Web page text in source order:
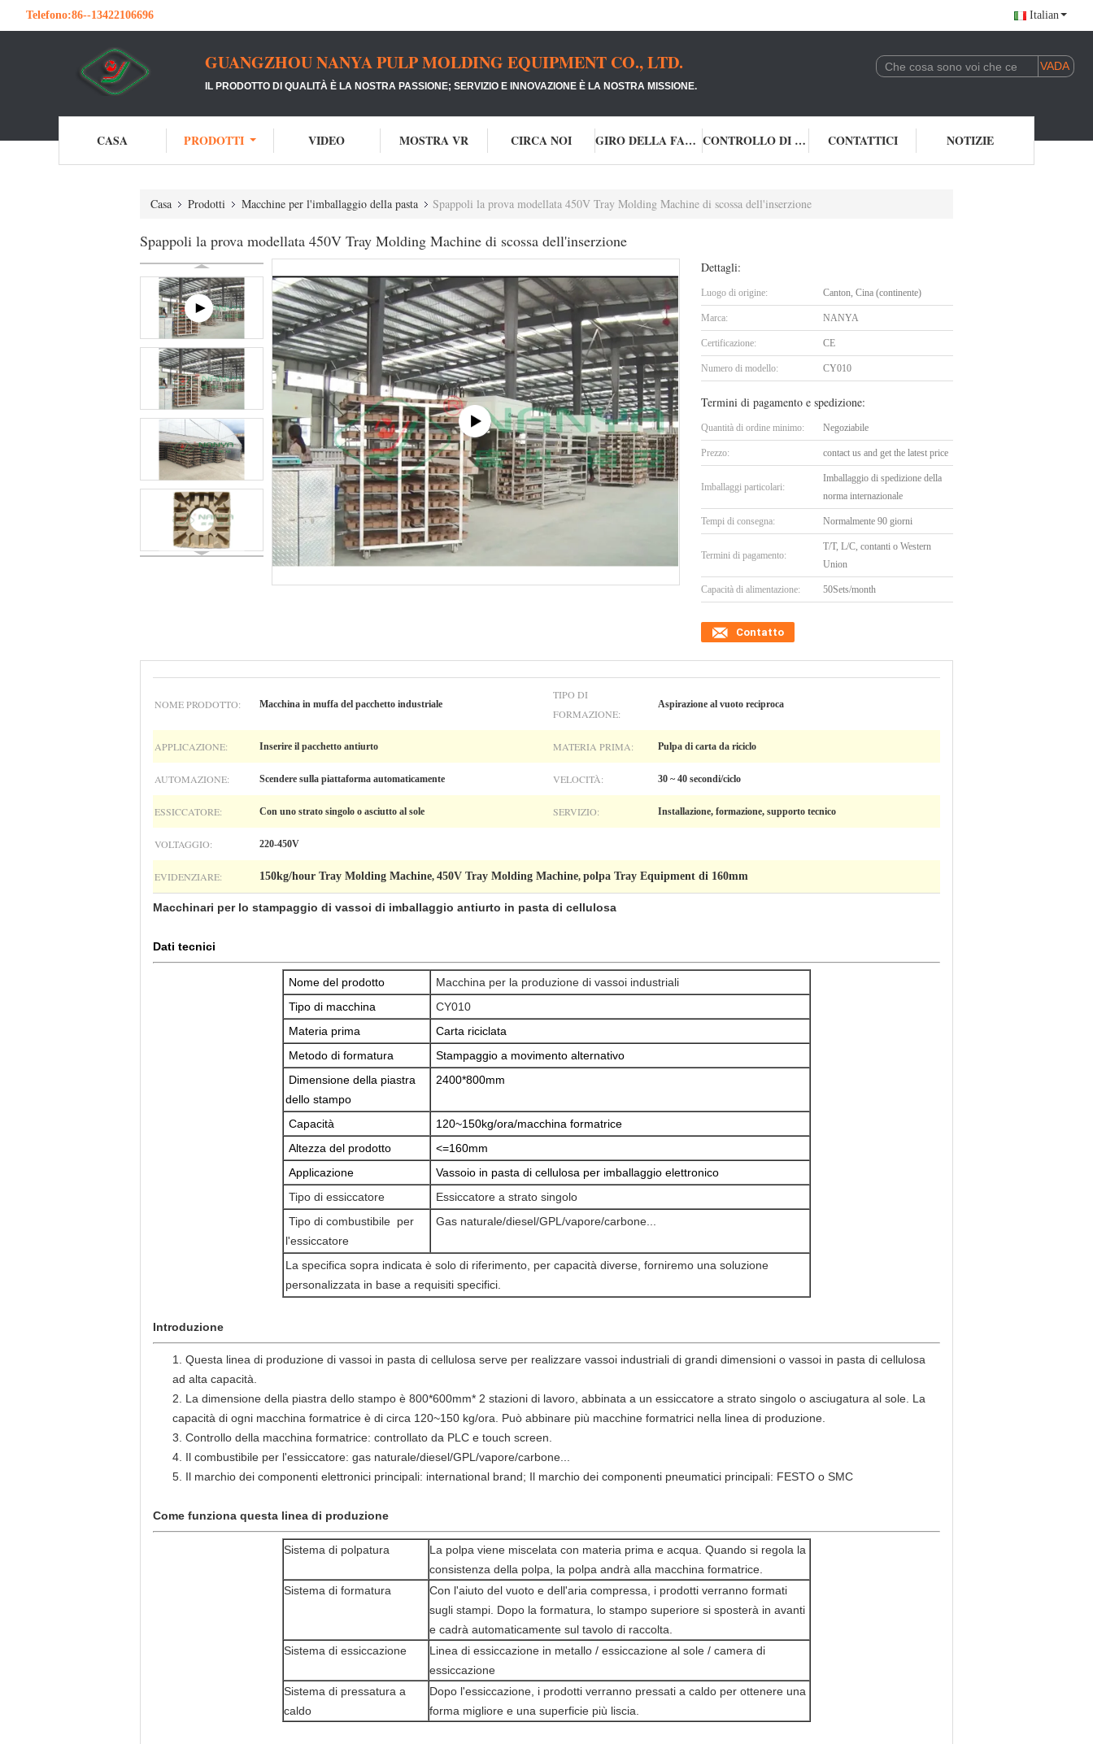
Telefono:86--13422106696 Italian
GUANGZHOU NANYA PULP MOLDING EQUIPMENT CO., LTD.
IL PRODOTTO DI QUALITÀ È LA NOSTRA PASSIONE; SERVIZIO E INNOVAZIONE È LA NOSTRA MISSIONE.
CASA PRODOTTI VIDEO MOSTRA VR CIRCA NOI GIRO DELLA FABBRICA CONTROLLO DI QUALITÀ CONTATTICI NOTIZIE
Casa Prodotti Macchine per l'imballaggio della pasta Spappoli la prova modellata 450V Tray Molding Machine di scossa dell'inserzione
Spappoli la prova modellata 450V Tray Molding Machine di scossa dell'inserzione
Dettagli:
Luogo di origine: Canton, Cina (continente)
Marca: NANYA
Certificazione: CE
Numero di modello: CY010
Termini di pagamento e spedizione:
Quantità di ordine minimo: Negoziabile
Prezzo: contact us and get the latest price
Imballaggi particolari:
Imballaggio di spedizione della
norma internazionale
Tempi di consegna: Normalmente 90 giorni
Termini di pagamento:
T/T, L/C, contanti o Western
Union
Capacità di alimentazione: 50Sets/month
Contatto
NOME PRODOTTO: Macchina in muffa del pacchetto industriale
TIPO DI
FORMAZIONE:
Aspirazione al vuoto reciproca
APPLICAZIONE: Inserire il pacchetto antiurto MATERIA PRIMA: Pulpa di carta da riciclo
AUTOMAZIONE: Scendere sulla piattaforma automaticamente VELOCITÀ: 30 ~ 40 secondi/ciclo
ESSICCATORE: Con uno strato singolo o asciutto al sole SERVIZIO: Installazione, formazione, supporto tecnico
VOLTAGGIO: 220-450V
EVIDENZIARE: 150kg/hour Tray Molding Machine, 450V Tray Molding Machine, polpa Tray Equipment di 160mm
Macchinari per lo stampaggio di vassoi di imballaggio antiurto in pasta di cellulosa
Dati tecnici
Nome del prodotto
Macchina per la produzione di vassoi industriali
Tipo di macchina
CY010
Materia prima
Carta riciclata
Metodo di formatura
Stampaggio a movimento alternativo
Dimensione della piastra
dello stampo
2400*800mm
Capacità
120~150kg/ora/macchina formatrice
Altezza del prodotto
<=160mm
Applicazione
Vassoio in pasta di cellulosa per imballaggio elettronico
Tipo di essiccatore
Essiccatore a strato singolo
Tipo di combustibile per
l'essiccatore
Gas naturale/diesel/GPL/vapore/carbone...
La specifica sopra indicata è solo di riferimento, per capacità diverse, forniremo una soluzione
personalizzata in base a requisiti specifici.
Introduzione
1. Questa linea di produzione di vassoi in pasta di cellulosa serve per realizzare vassoi industriali di grandi dimensioni o vassoi in pasta di cellulosa
ad alta capacità.
2. La dimensione della piastra dello stampo è 800*600mm* 2 stazioni di lavoro, abbinata a un essiccatore a strato singolo o asciugatura al sole. La
capacità di ogni macchina formatrice è di circa 120~150 kg/ora. Può abbinare più macchine formatrici nella linea di produzione.
3. Controllo della macchina formatrice: controllato da PLC e touch screen.
4. Il combustibile per l'essiccatore: gas naturale/diesel/GPL/vapore/carbone...
5. Il marchio dei componenti elettronici principali: international brand; Il marchio dei componenti pneumatici principali: FESTO o SMC
Come funziona questa linea di produzione
Sistema di polpatura
La polpa viene miscelata con materia prima e acqua. Quando si regola la
consistenza della polpa, la polpa andrà alla macchina formatrice.
Sistema di formatura
Con l'aiuto del vuoto e dell'aria compressa, i prodotti verranno formati
sugli stampi. Dopo la formatura, lo stampo superiore si sposterà in avanti
e cadrà automaticamente sul tavolo di raccolta.
Sistema di essiccazione
Linea di essiccazione in metallo / essiccazione al sole / camera di
essiccazione
Sistema di pressatura a
caldo
Dopo l'essiccazione, i prodotti verranno pressati a caldo per ottenere una
forma migliore e una superficie più liscia.